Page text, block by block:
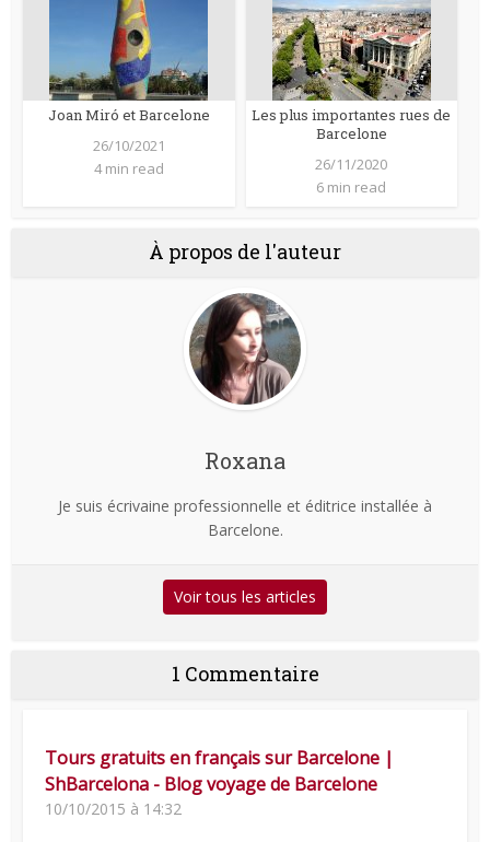
Joan Miró et Barcelone
26/10/2021
4 min read
Les plus importantes rues de
Barcelone
26/11/2020
6 min read
À propos de l'auteur
Roxana
Je suis écrivaine professionnelle et éditrice installée à
Barcelone.
Voir tous les articles
1 Commentaire
Tours gratuits en français sur Barcelone |
ShBarcelona - Blog voyage de Barcelone
10/10/2015 à 14:32